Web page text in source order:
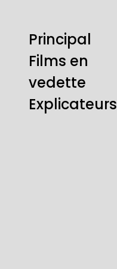
Principal
Films en
vedette
Explicateurs